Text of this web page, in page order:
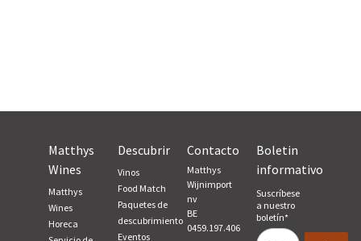
Matthys
Wines
Matthys
Wines
Horeca
Descubrir
Vinos
Food Match
Paquetes de
descubrimiento
Eventos
Contacto
Matthys
Wijnimport
nv
BE
0459.197.406
Boletin
informativo
Suscríbese
a nuestro
boletín*